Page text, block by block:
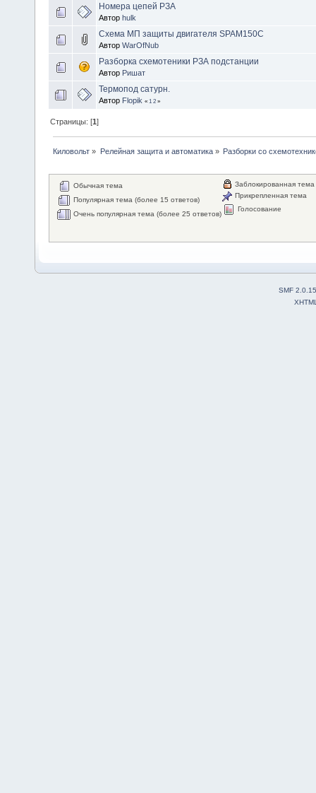
Номера цепей РЗА
Автор hulk
Схема МП защиты двигателя SPAM150C
Автор WarOfNub
Разборка схемотеники РЗА подстанции
Автор Ришат
Термопод сатурн.
Автор Flopik « 1 2 »
Страницы: [1]
Киловольт » Релейная защита и автоматика» Разборки со
Обычная тема
Популярная тема (более 15 ответов)
Очень популярная тема (более 25 ответов)
Заблокированная тема
Прикрепленная тема
Голосование
SMF 2.0.15